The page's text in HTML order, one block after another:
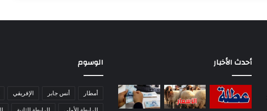
أحدث الأخبار الوسوم
أمطار أنس جابر الإفريقي